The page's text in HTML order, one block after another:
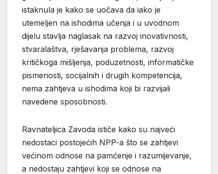
istaknula je kako se uočava da iako je
utemeljen na ishodima učenja i u uvodnom
dijelu stavlja naglasak na razvoj inovativnosti,
stvaralaštva, rješavanja problema, razvoj
kritičkoga mišljenja, poduzetnosti, informatičke
pismenosti, socijalnih i drugih kompetencija,
nema zahtjeva u ishodima koji bi razvijali
navedene sposobnosti.
Ravnateljica Zavoda ističe kako su najveći
nedostaci postojećih NPP-a što se zahtjevi
većinom odnose na pamćenje i razumijevanje,
a nedostaju zahtjevi koji se odnose na